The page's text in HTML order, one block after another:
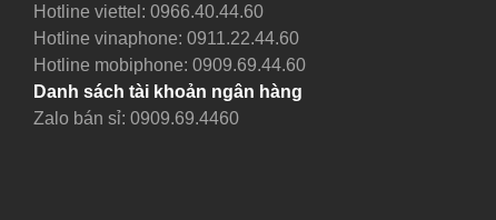
Hotline viettel: 0966.40.44.60
Hotline vinaphone: 0911.22.44.60
Hotline mobiphone: 0909.69.44.60
Danh sách tài khoản ngân hàng
Zalo bán sỉ: 0909.69.4460